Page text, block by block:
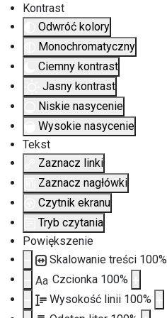
Kontrast
Odwróć kolory
Monochromatyczny
Ciemny kontrast
Jasny kontrast
Niskie nasycenie
Wysokie nasycenie
Tekst
Zaznacz linki
Zaznacz nagłówki
Czytnik ekranu
Tryb czytania
Powiększenie
Skalowanie treści 100%
Aa Czcionka 100%
Wysokość linii 100%